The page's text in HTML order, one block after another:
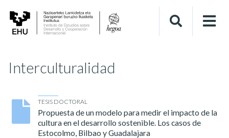
Interculturalidad
TESIS DOCTORAL
Propuesta de un modelo para medir el impacto de la
cultura en el desarrollo sostenible. Los casos de
Estocolmo, Bilbao y Guadalajara